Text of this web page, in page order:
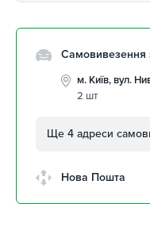
Самовивезення
м. Київ, вул.
2 шт
Клинцівський
Ще 4 адреси
Нова Пошта